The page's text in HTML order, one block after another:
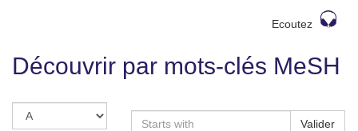
Ecoutez
Découvrir par mots-clés MeSH
Valider